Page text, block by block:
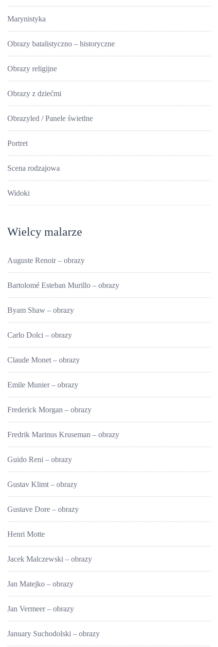
Marynistyka
Obrazy batalistyczno – historyczne
Obrazy religijne
Obrazy z dziećmi
Obrazyled / Panele świetlne
Portret
Scena rodzajowa
Widoki
Wielcy malarze
Auguste Renoir – obrazy
Bartolomé Esteban Murillo – obrazy
Byam Shaw – obrazy
Carlo Dolci – obrazy
Claude Monet – obrazy
Emile Munier – obrazy
Frederick Morgan – obrazy
Fredrik Marinus Kruseman – obrazy
Guido Reni – obrazy
Gustav Klimt – obrazy
Gustave Dore – obrazy
Henri Motte
Jacek Malczewski – obrazy
Jan Matejko – obrazy
Jan Vermeer – obrazy
January Suchodolski – obrazy